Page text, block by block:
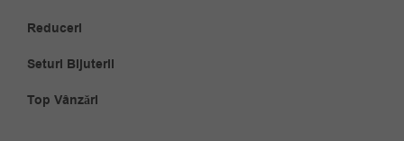
Reduceri
Seturi Bijuterii
Top Vânzări